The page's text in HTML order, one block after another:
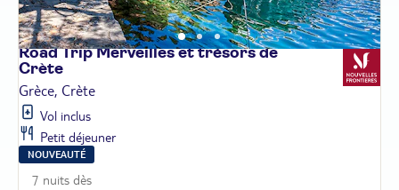
Road Trip Merveilles et trésors de
Crète
Grèce, Crète
Vol inclus
Petit déjeuner
NOUVEAUTÉ
7 nuits dès